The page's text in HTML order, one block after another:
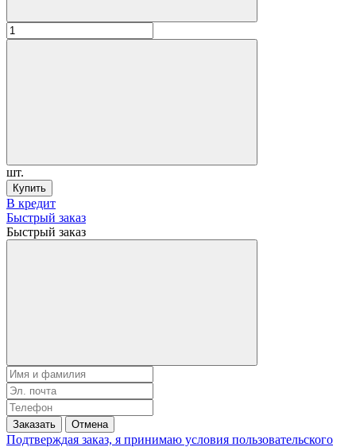
шт.
Купить
В кредит
Быстрый заказ
Быстрый заказ
Заказать Отмена
Подтверждая заказ, я принимаю условия пользовательского